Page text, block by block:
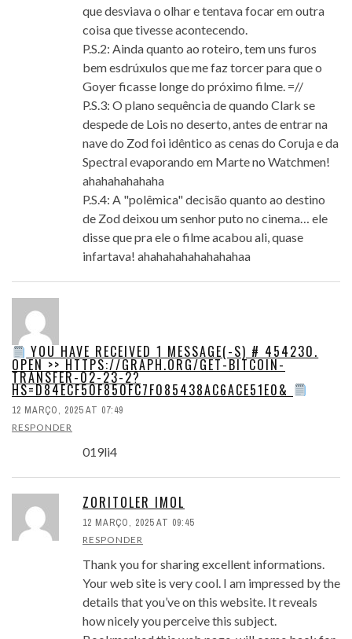
que desviava o olhar e tentava focar em outra
coisa que tivesse acontecendo.
P.S.2: Ainda quanto ao roteiro, tem uns furos
bem esdrúxulos que me faz torcer para que o
Goyer ficasse longe do próximo filme. =//
P.S.3: O plano sequência de quando Clark se
despede de Lois no deserto, antes de entrar na
nave do Zod foi idêntico as cenas do Coruja e da
Spectral evaporando em Marte no Watchmen!
ahahahahahaha
P.S.4: A "polêmica" decisão quanto ao destino
de Zod deixou um senhor puto no cinema… ele
disse que pra ele o filme acabou ali, quase
infartava! ahahahahahahahahaa
YOU HAVE RECEIVED 1 MESSAGE(-S) # 454230.
OPEN >> HTTPS://GRAPH.ORG/GET-BITCOIN-
TRANSFER-02-23-2?
HS=D84ECF50F850FC7F085438AC6ACE51E0&
12 MARÇO, 2025 AT 07:49
RESPONDER
019li4
ZORITOLER IMOL
12 MARÇO, 2025 AT 09:45
RESPONDER
Thank you for sharing excellent informations.
Your web site is very cool. I am impressed by the
details that you’ve on this website. It reveals
how nicely you perceive this subject.